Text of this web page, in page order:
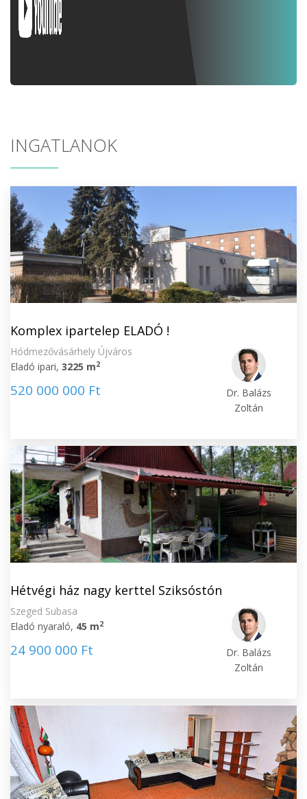
INGATLANOK
Komplex ipartelep ELADÓ !
Hódmezővásárhely Újváros
Eladó ipari, 3225 m2
520 000 000 Ft
Dr. Balázs
Zoltán
Hétvégi ház nagy kerttel Sziksóstón
Szeged Subasa
Eladó nyaraló, 45 m2
24 900 000 Ft
Dr. Balázs
Zoltán